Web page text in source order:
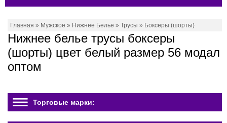
Главная » Мужское » Нижнее Белье » Трусы » Боксеры (шорты)
Нижнее белье трусы боксеры
(шорты) цвет белый размер 56 модал
оптом
Торговые марки: